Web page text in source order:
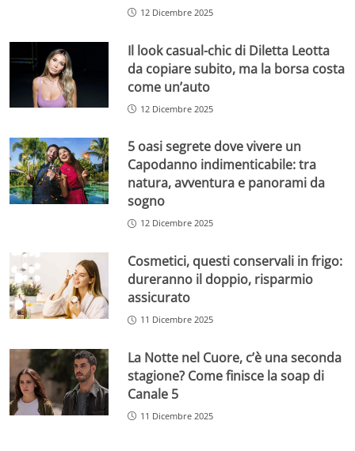
12 Dicembre 2025
Il look casual-chic di Diletta Leotta
da copiare subito, ma la borsa costa
come un’auto
12 Dicembre 2025
5 oasi segrete dove vivere un
Capodanno indimenticabile: tra
natura, avventura e panorami da
sogno
12 Dicembre 2025
Cosmetici, questi conservali in frigo:
dureranno il doppio, risparmio
assicurato
11 Dicembre 2025
La Notte nel Cuore, c’è una seconda
stagione? Come finisce la soap di
Canale 5
11 Dicembre 2025